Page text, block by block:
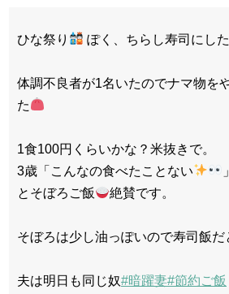
ひな祭り ぽく、ちらし寿司にし
体調不良者が1名いたのでナマ物を
た
1食100円くらいかな？米抜きで。
3歳「こんなの食べたことない
」
とそぼろご飯
絶賛です。
そぼろは少し油っぽいので寿司飯だ
夫は明日も同じ奴#暗躍妻#節約ご飯